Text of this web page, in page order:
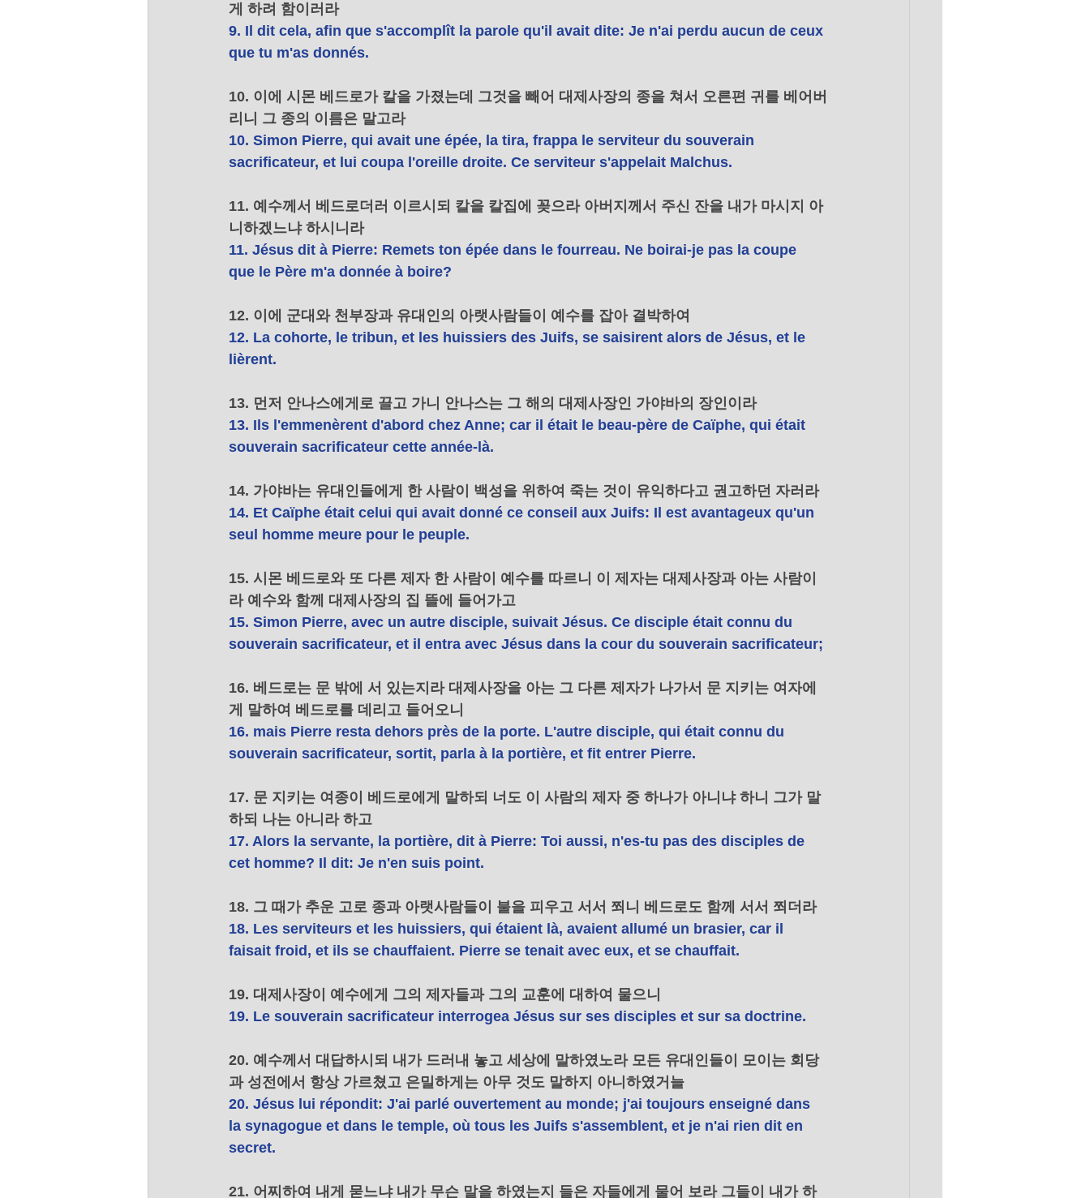
게 하려 함이러라
9. Il dit cela, afin que s'accomplît la parole qu'il avait dite: Je n'ai perdu aucun de ceux
que tu m'as donnés.
10. 이에 시몬 베드로가 칼을 가졌는데 그것을 빼어 대제사장의 종을 쳐서 오른편 귀를 베어버
리니 그 종의 이름은 말고라
10. Simon Pierre, qui avait une épée, la tira, frappa le serviteur du souverain
sacrificateur, et lui coupa l'oreille droite. Ce serviteur s'appelait Malchus.
11. 예수께서 베드로더러 이르시되 칼을 칼집에 꽂으라 아버지께서 주신 잔을 내가 마시지 아
니하겠느냐 하시니라
11. Jésus dit à Pierre: Remets ton épée dans le fourreau. Ne boirai-je pas la coupe
que le Père m'a donnée à boire?
12. 이에 군대와 천부장과 유대인의 아랫사람들이 예수를 잡아 결박하여
12. La cohorte, le tribun, et les huissiers des Juifs, se saisirent alors de Jésus, et le
lièrent.
13. 먼저 안나스에게로 끌고 가니 안나스는 그 해의 대제사장인 가야바의 장인이라
13. Ils l'emmenèrent d'abord chez Anne; car il était le beau-père de Caïphe, qui était
souverain sacrificateur cette année-là.
14. 가야바는 유대인들에게 한 사람이 백성을 위하여 죽는 것이 유익하다고 권고하던 자러라
14. Et Caïphe était celui qui avait donné ce conseil aux Juifs: Il est avantageux qu'un
seul homme meure pour le peuple.
15. 시몬 베드로와 또 다른 제자 한 사람이 예수를 따르니 이 제자는 대제사장과 아는 사람이
라 예수와 함께 대제사장의 집 뜰에 들어가고
15. Simon Pierre, avec un autre disciple, suivait Jésus. Ce disciple était connu du
souverain sacrificateur, et il entra avec Jésus dans la cour du souverain sacrificateur;
16. 베드로는 문 밖에 서 있는지라 대제사장을 아는 그 다른 제자가 나가서 문 지키는 여자에
게 말하여 베드로를 데리고 들어오니
16. mais Pierre resta dehors près de la porte. L'autre disciple, qui était connu du
souverain sacrificateur, sortit, parla à la portière, et fit entrer Pierre.
17. 문 지키는 여종이 베드로에게 말하되 너도 이 사람의 제자 중 하나가 아니냐 하니 그가 말
하되 나는 아니라 하고
17. Alors la servante, la portière, dit à Pierre: Toi aussi, n'es-tu pas des disciples de
cet homme? Il dit: Je n'en suis point.
18. 그 때가 추운 고로 종과 아랫사람들이 불을 피우고 서서 쬐니 베드로도 함께 서서 쬐더라
18. Les serviteurs et les huissiers, qui étaient là, avaient allumé un brasier, car il
faisait froid, et ils se chauffaient. Pierre se tenait avec eux, et se chauffait.
19. 대제사장이 예수에게 그의 제자들과 그의 교훈에 대하여 물으니
19. Le souverain sacrificateur interrogea Jésus sur ses disciples et sur sa doctrine.
20. 예수께서 대답하시되 내가 드러내 놓고 세상에 말하였노라 모든 유대인들이 모이는 회당
과 성전에서 항상 가르쳤고 은밀하게는 아무 것도 말하지 아니하였거늘
20. Jésus lui répondit: J'ai parlé ouvertement au monde; j'ai toujours enseigné dans
la synagogue et dans le temple, où tous les Juifs s'assemblent, et je n'ai rien dit en
secret.
21. 어찌하여 내게 묻느냐 내가 무슨 말을 하였는지 들은 자들에게 물어 보라 그들이 내가 하